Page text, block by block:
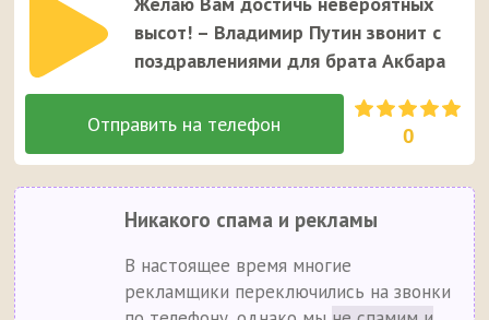
высот! – Владимир Путин звонит с
поздравлениями для брата Акбара
0
Никакого спама и рекламы
В настоящее время многие
рекламщики переключились на звонки